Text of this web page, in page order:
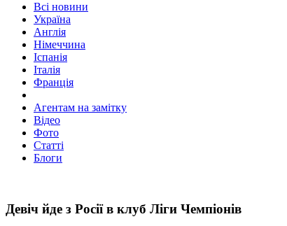
Всі новини
Україна
Англія
Німеччина
Іспанія
Італія
Франція
Агентам на замітку
Відео
Фото
Статті
Блоги
Девіч йде з Росії в клуб Ліги Чемпіонів